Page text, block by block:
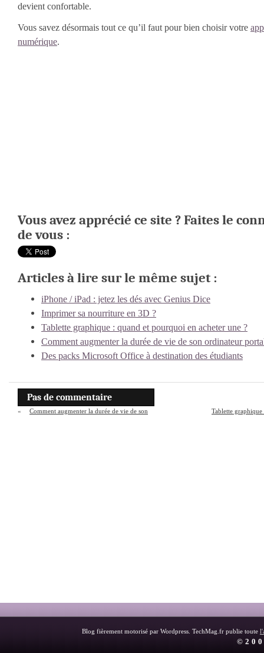
devient confortable.
Vous savez désormais tout ce qu’il faut pour bien choisir votre
numérique.
Vous avez apprécié ce site ? Faites le
de vous :
Articles à lire sur le même sujet :
iPhone / iPad : jetez les dés avec Genius Dice
Imprimer sa nourriture en 3D ?
Tablette graphique : quand et pourquoi en acheter une ?
Comment augmenter la durée de vie de son ordinateur
Des packs Microsoft Office à destination des étudiants
Pas de commentaire
«
Comment augmenter la durée de vie de son
Tablette
Blog fièrement motorisé par Wordpress. TechMag.fr publie toute